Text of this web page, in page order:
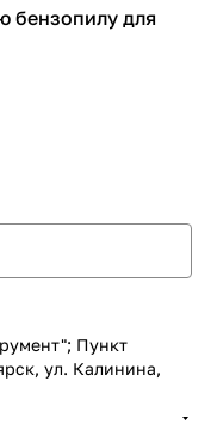
бензопилу для
Пункт
ул. Калинина,